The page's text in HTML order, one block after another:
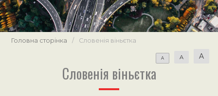
Головна сторінка / Словенія віньєтка
A A A
Словенія віньєтка